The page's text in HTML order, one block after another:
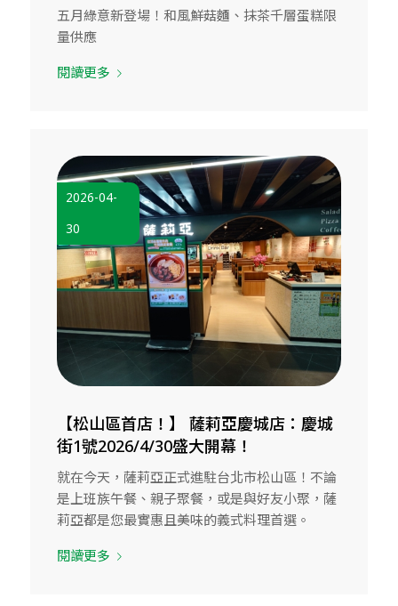
五月綠意新登場！和風鮮菇麵、抹茶千層蛋糕限
量供應
閱讀更多
【松山區首店！】 薩莉亞慶城店：慶城
街1號2026/4/30盛大開幕！
2026-04-
30
就在今天，薩莉亞正式進駐台北市松山區！不論
是上班族午餐、親子聚餐，或是與好友小聚，薩
莉亞都是您最實惠且美味的義式料理首選。
閱讀更多